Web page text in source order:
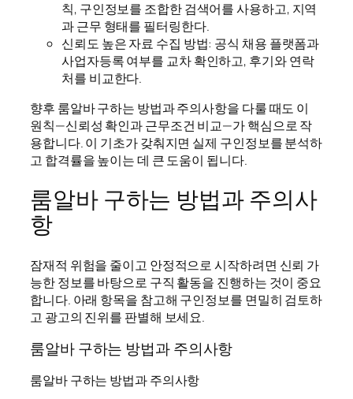
칙, 구인정보를 조합한 검색어를 사용하고, 지역
과 근무 형태를 필터링한다.
신뢰도 높은 자료 수집 방법: 공식 채용 플랫폼과
사업자등록 여부를 교차 확인하고, 후기와 연락
처를 비교한다.
향후 룸알바 구하는 방법과 주의사항을 다룰 때도 이
원칙—신뢰성 확인과 근무조건 비교—가 핵심으로 작
용합니다. 이 기초가 갖춰지면 실제 구인정보를 분석하
고 합격률을 높이는 데 큰 도움이 됩니다.
룸알바 구하는 방법과 주의사
항
잠재적 위험을 줄이고 안정적으로 시작하려면 신뢰 가
능한 정보를 바탕으로 구직 활동을 진행하는 것이 중요
합니다. 아래 항목을 참고해 구인정보를 면밀히 검토하
고 광고의 진위를 판별해 보세요.
룸알바 구하는 방법과 주의사항
룸알바 구하는 방법과 주의사항